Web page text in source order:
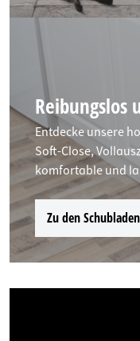
Reibungslos
Entdecke unsere
Soft-Close,
komfortable und
Zu den